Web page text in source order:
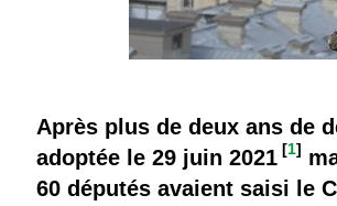
Après plus de deux ans de
adoptée le 29 juin 2021 [1]
60 députés avaient saisi le